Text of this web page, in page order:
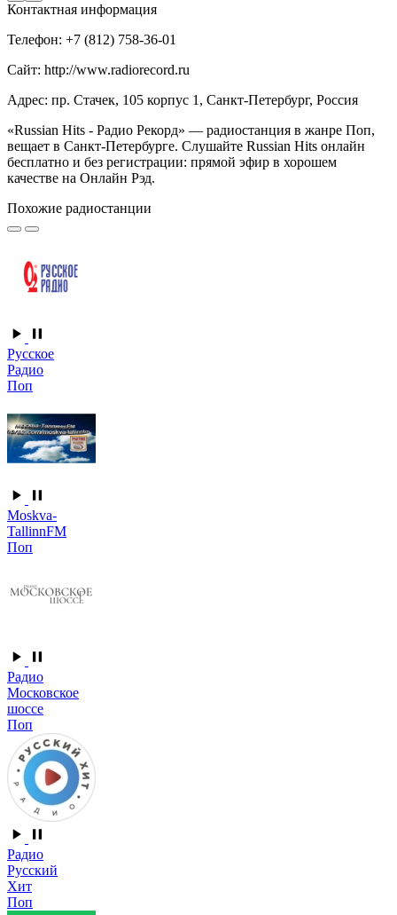
Контактная информация
Телефон: +7 (812) 758-36-01
Сайт: http://www.radiorecord.ru
Адрес: пр. Стачек, 105 корпус 1, Санкт-Петербург, Россия
«Russian Hits - Радио Рекорд» — радиостанция в жанре Поп,
вещает в Санкт-Петербурге. Слушайте Russian Hits онлайн
бесплатно и без регистрации: прямой эфир в хорошем
качестве на Онлайн Рэд.
Похожие радиостанции
Русское
Радио
Поп
Moskva-
TallinnFM
Поп
Радио
Московское
шоссе
Поп
Радио
Русский
Хит
Поп